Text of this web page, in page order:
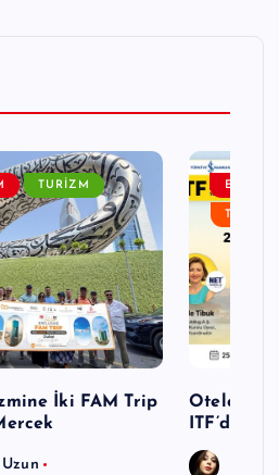
TURIZM
İki FAM Trip
TURIZM
ITF’de